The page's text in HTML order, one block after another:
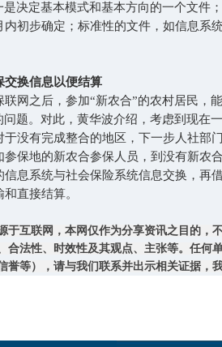
定基本模式和基本方向的一个文件
内初步确定；标准性的文件，如信息系
交换信息以便结算
之后，参加“新农合”的农村居民，
问题。对此，黄华波介绍，考虑到现在
没有完成整合的地区，下一步人社部
地的新农合参保人员，到没有新农
信息系统与社会保险系统信息交换，再
直接结算。
于互联网，本网仅作为分享资讯之目的，
合法性、时效性及其观点、主张等。任何
誉等），请与我们联系并出示相关证据，